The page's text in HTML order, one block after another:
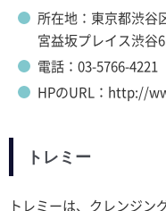
所在地：東京都渋谷
宮益坂プレイス渋谷
電話：03-5766-4221
HPのURL：http://
トレミー
トレミーは、クレンジン